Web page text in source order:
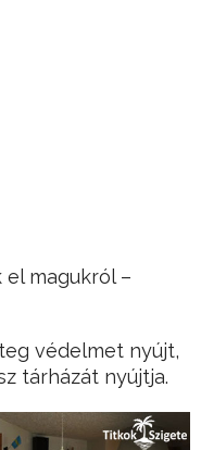
magukról –
védelmet nyújt,
tárházát nyújtja.